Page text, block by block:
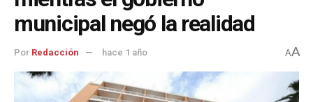
municipal negó la realidad
Por Redacción hace 1 año AA